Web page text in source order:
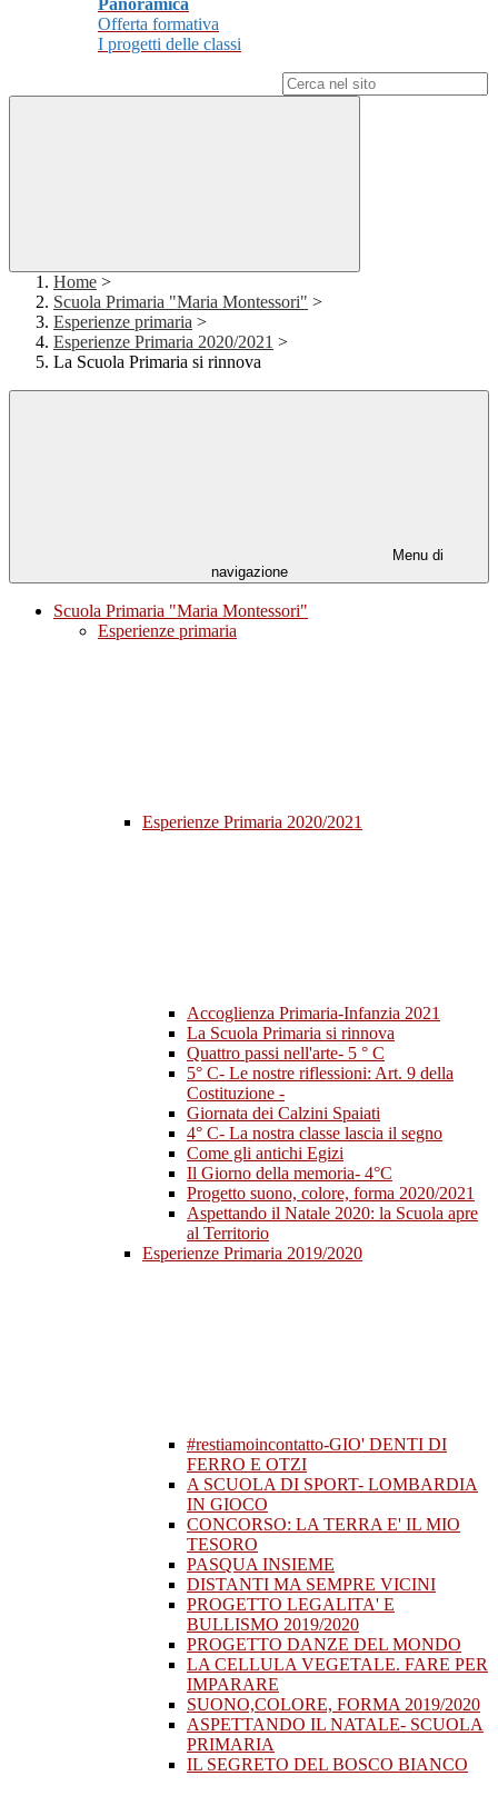
Panoramica
Offerta formativa
I progetti delle classi
Home >
Scuola Primaria "Maria Montessori" >
Esperienze primaria >
Esperienze Primaria 2020/2021 >
La Scuola Primaria si rinnova
Menu di
navigazione
Scuola Primaria "Maria Montessori"
Esperienze primaria
Esperienze Primaria 2020/2021
Accoglienza Primaria-Infanzia 2021
La Scuola Primaria si rinnova
Quattro passi nell'arte- 5 ° C
5° C- Le nostre riflessioni: Art. 9 della
Costituzione -
Giornata dei Calzini Spaiati
4° C- La nostra classe lascia il segno
Come gli antichi Egizi
Il Giorno della memoria- 4°C
Progetto suono, colore, forma 2020/2021
Aspettando il Natale 2020: la Scuola apre
al Territorio
Esperienze Primaria 2019/2020
#restiamoincontatto-GIO' DENTI DI
FERRO E OTZI
A SCUOLA DI SPORT- LOMBARDIA
IN GIOCO
CONCORSO: LA TERRA E' IL MIO
TESORO
PASQUA INSIEME
DISTANTI MA SEMPRE VICINI
PROGETTO LEGALITA' E
BULLISMO 2019/2020
PROGETTO DANZE DEL MONDO
LA CELLULA VEGETALE. FARE PER
IMPARARE
SUONO,COLORE, FORMA 2019/2020
ASPETTANDO IL NATALE- SCUOLA
PRIMARIA
IL SEGRETO DEL BOSCO BIANCO